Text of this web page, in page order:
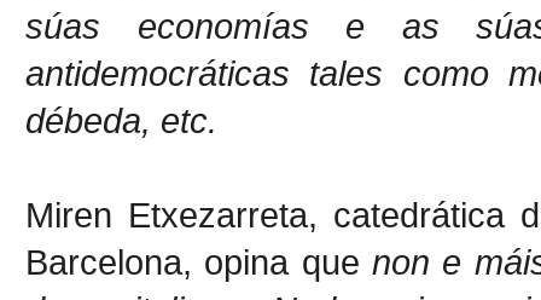
súas economías e as
antidemocráticas tales como
débeda, etc.
Miren Etxezarreta, catedrática
Barcelona, opina quenon e